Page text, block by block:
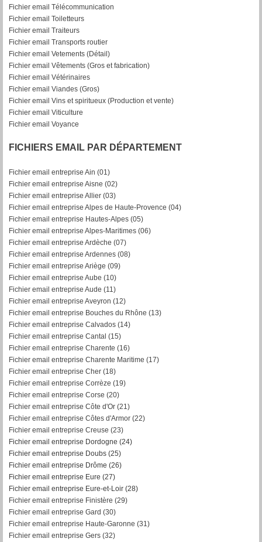
Fichier email Télécommunication
Fichier email Toiletteurs
Fichier email Traiteurs
Fichier email Transports routier
Fichier email Vetements (Détail)
Fichier email Vêtements (Gros et fabrication)
Fichier email Vétérinaires
Fichier email Viandes (Gros)
Fichier email Vins et spiritueux (Production et vente)
Fichier email Viticulture
Fichier email Voyance
FICHIERS EMAIL PAR DÉPARTEMENT
Fichier email entreprise Ain (01)
Fichier email entreprise Aisne (02)
Fichier email entreprise Allier (03)
Fichier email entreprise Alpes de Haute-Provence (04)
Fichier email entreprise Hautes-Alpes (05)
Fichier email entreprise Alpes-Maritimes (06)
Fichier email entreprise Ardèche (07)
Fichier email entreprise Ardennes (08)
Fichier email entreprise Ariège (09)
Fichier email entreprise Aube (10)
Fichier email entreprise Aude (11)
Fichier email entreprise Aveyron (12)
Fichier email entreprise Bouches du Rhône (13)
Fichier email entreprise Calvados (14)
Fichier email entreprise Cantal (15)
Fichier email entreprise Charente (16)
Fichier email entreprise Charente Maritime (17)
Fichier email entreprise Cher (18)
Fichier email entreprise Corrèze (19)
Fichier email entreprise Corse (20)
Fichier email entreprise Côte d'Or (21)
Fichier email entreprise Côtes d'Armor (22)
Fichier email entreprise Creuse (23)
Fichier email entreprise Dordogne (24)
Fichier email entreprise Doubs (25)
Fichier email entreprise Drôme (26)
Fichier email entreprise Eure (27)
Fichier email entreprise Eure-et-Loir (28)
Fichier email entreprise Finistère (29)
Fichier email entreprise Gard (30)
Fichier email entreprise Haute-Garonne (31)
Fichier email entreprise Gers (32)